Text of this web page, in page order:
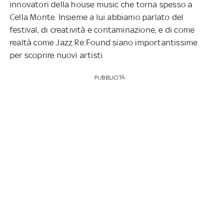
innovatori della house music che torna spesso a
Cella Monte. Insieme a lui abbiamo parlato del
festival, di creatività e contaminazione, e di come
realtà come Jazz:Re:Found siano importantissime
per scoprire nuovi artisti
PUBBLICITÀ